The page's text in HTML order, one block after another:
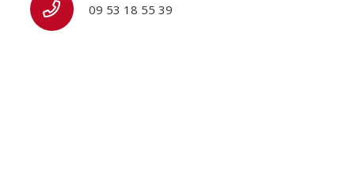
09 53 18 55 39